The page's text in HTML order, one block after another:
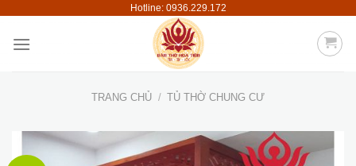
content
Hotline: 0936.229.172
TRANG CHỦ / TỦ THỜ CHUNG CƯ